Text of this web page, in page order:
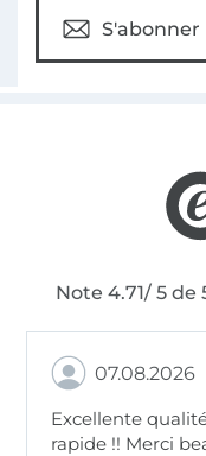
S'abonner
Note 4.71/ 5 de
07.08.2026
Excellente
rapide !! Merci